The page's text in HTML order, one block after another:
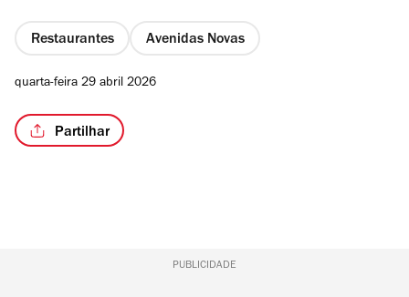
Restaurantes Avenidas Novas
quarta-feira 29 abril 2026
Partilhar
PUBLICIDADE